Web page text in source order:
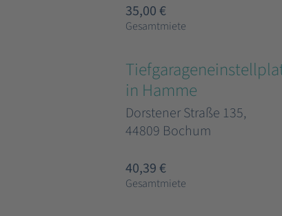
35,00 €
Gesamtmiete
in Hamme
Dorstener Straße 135,
44809 Bochum
40,39 €
Gesamtmiete